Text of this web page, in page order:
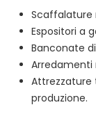
Scaffalature
Espositori a
Banconate
Arredamenti
Attrezzature
produzione.